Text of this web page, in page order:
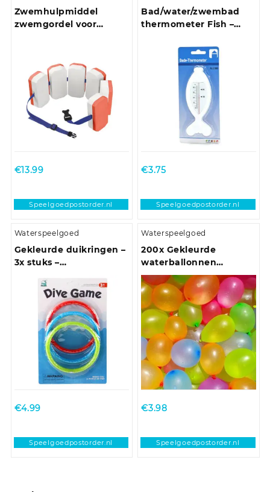
Zwemhulpmiddel
zwemgordel voor
€13.99
Speelgoedpostorder.nl
Bad/water/zwembad
thermometer Fish –
wit – drijvend
€3.75
Speelgoedpostorder.nl
Waterspeelgoed
Gekleurde duikringen –
3x stuks –
kunststof
€4.99
Speelgoedpostorder.nl
Waterspeelgoed
200x Gekleurde
waterballonnen
speelgoed
€3.98
Speelgoedpostorder.nl